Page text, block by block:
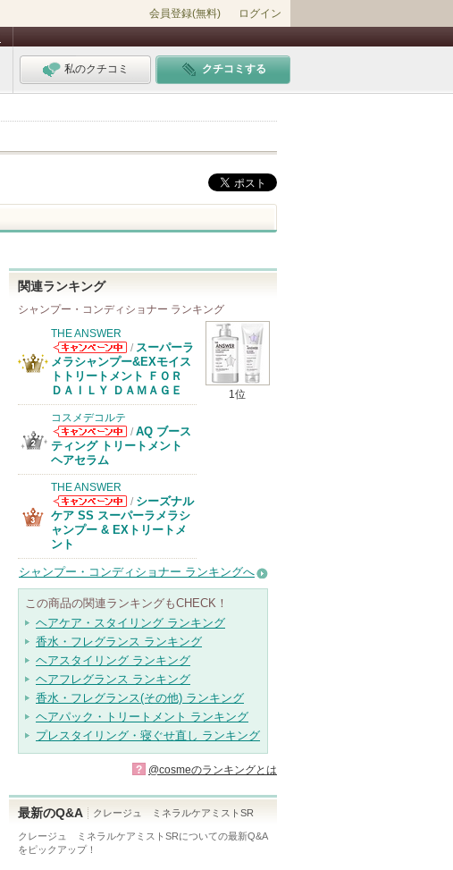
会員登録(無料) ログイン
私のクチコミ クチコミする
関連ランキング
シャンプー・コンディショナー ランキング
1位
THE ANSWER
THE ANSWER
からのお知らせ
があります
/ スーパーラ
メラシャンプー&EXモイス
トトリートメント ＦＯＲ
ＤＡＩＬＹ ＤＡＭＡＧＥ
コスメデコルテ
コスメデコルテ
からのお知らせ
/ AQ ブース
ティング トリートメント
ヘアセラム
THE ANSWER
THE ANSWER
からのお知らせ
があります
/ シーズナル
ケア SS スーパーラメラシ
ャンプー & EXトリートメ
ント
シャンプー・コンディショナー ランキングへ
この商品の関連ランキングもCHECK！
ヘアケア・スタイリング ランキング
香水・フレグランス ランキング
ヘアスタイリング ランキング
ヘアフレグランス ランキング
香水・フレグランス(その他) ランキング
ヘアパック・トリートメント ランキング
プレスタイリング・寝ぐせ直し ランキング
? @cosmeのランキングとは
最新のQ&A クレージュ ミネラルケアミストSR
クレージュ ミネラルケアミストSRについての最新Q&A
をピックアップ！